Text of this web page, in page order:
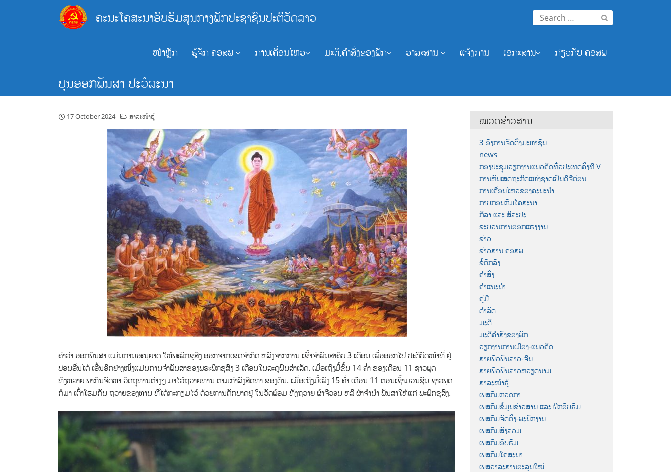
ຄະນະໂຄສະນາອົບຮົມສູນກາງພັກປະຊາຊົນປະຕິວັດລາວ
Search
for:
ໜ້າຫຼັກ ຮູ້ຈັກ ຄອສພ ການເຄື່ອນໄຫວ ມະຕິ,ຄຳສັ່ງຂອງພັກ ວາລະສານ ແຈ້ງການ ເອກະສານ ກ່ຽວກັບ ຄອສພ
ບຸນອອກພັນສາ ປະວໍລະນາ
17 October 2024 ສາລະໜ້າຮູ້
ຄຳວ່າ ອອກພັນສາ ແມ່ນການອະນຸຍາດ ໃຫ້ພະພິກຂຸສົງ ອອກຈາກເຂດຈຳກັດ ຫລັງຈາກການ ເຂົ້າຈຳພັນສາຄົບ 3 ເດືອນ ເພື່ອອອກໄປປະຕິບັດໜ້າທີ່ ຢູ່
ບ່ອນອ່ື່ນໄດ້ ເອີ້ນອີກຢ່າງໜຶ່ງແມ່ນການຈຳພັນສາຂອງພຣະພິກຂຸສົງ 3 ເດືອນໃນລະດູຝົນສຳເລັດ. ເມ່ືອເຖິງມື້ຂຶ້ນ 14 ຄ່ຳ ຂອງເດືອນ 11 ຊາວພຸດ
ທັງຫລາຍ ພາກັນຈັດຫາ ວັດຖຸທານຕ່າງໆ ມາໄວ້ຖວາຍທານ ຕາມກຳລັງສັດທາ ຂອງຕົນ. ເມ່ືອເຖິງມື້ເພັງ 15 ຄ່ຳ ເດືອນ 11 ຕອນເຊົ້່າມວນຊົນ ຊາວພຸດ
ກໍມາ ເຕົ້າໂຮມກັນ ຖວາຍຂອງທານ ທີ່ໄດ້ກະກຽມໄວ້ ດ້ວຍການຕັກບາດຢູ່ ໃນວັດພ້ອມ ທັງຖວາຍ ຜ້າຈີວອນ ຫລື ຜ້າຈຳນຳ ພັນສາໃຫ້ແກ່ ພະພິກຂຸສົງ.
ໝວດຂ່າວສານ
3 ອົງການຈັດຕັ້ງມະຫາຊົນ
news
ກອງປະຊຸມວຽກງານແນວຄິດທົ່ວປະເທດຄັ້ງທີ V
ການຫັນເສດຖະກິດແຫ່ງຊາດເປັນດີຈີຕ໋ອນ
ການເຄື່ອນໄຫວຂອງຄະນະນຳ
ກາບກອນກົມໂຄສະນາ
ກິລາ ແລະ ສິລະປະ
ຂະບວນການອອກແຮງງານ
ຂ່າວ
ຂ່າວສານ ຄອສພ
ຂໍ້ຕົກລົງ
ຄຳສັ່ງ
ຄຳແນະນຳ
ຄູ່ມື
ດຳລັດ
ມະຕິ
ມະຕິຄຳສັ່ງຂອງພັກ
ວຽກງານການເມືອງ-ແນວຄິດ
ສາຍພົວພັນລາວ-ຈີນ
ສາຍພົວພັນລາວຫວຽດນາມ
ສາລະໜ້າຮູ້
ເພສກົມກວດກາ
ເພສກົມຂໍ້ມູນຂ່າວສານ ແລະ ຝຶກອົບຮົມ
ເພສກົມຈັດຕັ້ງ-ພະນັກງານ
ເພສກົມສັງລວມ
ເພສກົມອົບຮົມ
ເພສກົມໂຄສະນາ
ເພສວາລະສານອະລຸນໃໝ່